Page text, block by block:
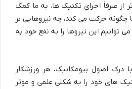
از صرفاً اجرای تکنیک ها، به ما کمک
چگونه حرکت می کند، چه نیروهایی بر
توانیم این نیروها را به نفع خود به
درک اصول بیومکانیک، هر ورزشکار
های خود را به شکلی علمی و موثر